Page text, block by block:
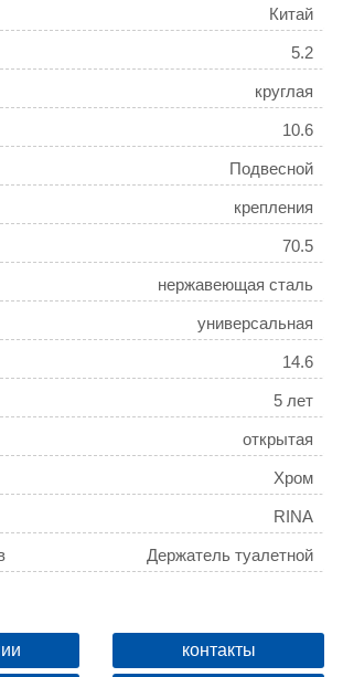
Китай
5.2
круглая
10.6
Подвесной
крепления
70.5
нержавеющая сталь
универсальная
14.6
5 лет
открытая
Хром
RINA
Держатель туалетной
бумаги
Бумагодержатель AZARIO
RINA без крышки, хром (AZ-
136625
контакты